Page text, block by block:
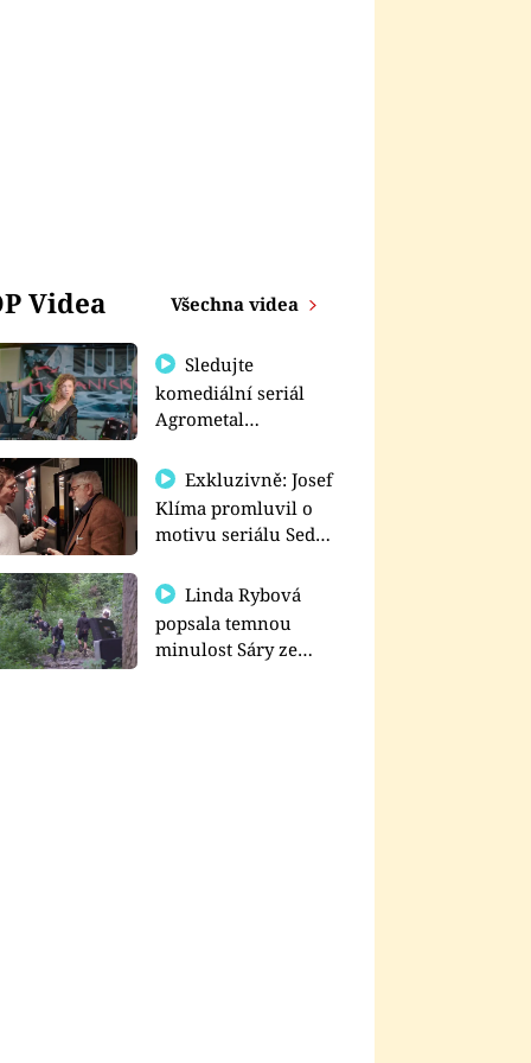
Videa Všechna videa
Sledujte
komediální seriál
Agrometal
prima+
Exkluzivně: Josef
Klíma promluvil o
motivu seriálu Sedm
Linda Rybová
popsala temnou
minulost Sáry ze